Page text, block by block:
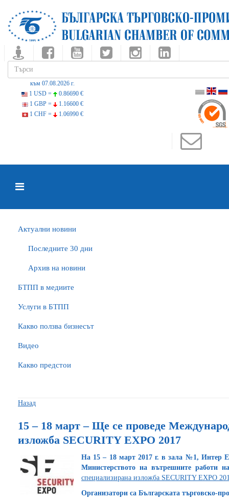
към 07.08.2026 г.
1 USD =
0.86690 €
1 GBP =
1.16600 €
1 CHF =
1.06990 €
Актуални новини
Последните 30 дни
Архив на новини
БTПП в медиите
Услуги в БТПП
Какво ползва бизнесът
Видео
Какво предстои
Назад
15 – 18 март – Ще се проведе
изложба SECURITY EXPO 2017
На 15 – 18 март 2017 г. в зала №1, Интер
Министерството на вътрешните работи
специализирана изложба SECURITY EXPO
Организатори са Българската търговско-